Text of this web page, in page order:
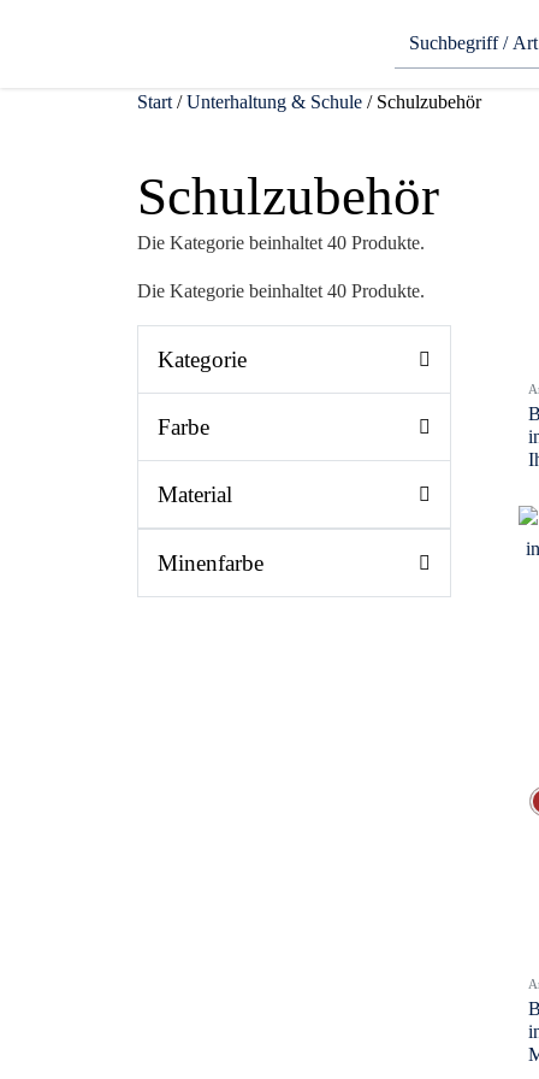
Start /Unterhaltung & Schule / Schulzubehör
Schulzubehör
Die Kategorie beinhaltet 40 Produkte.
Die Kategorie beinhaltet 40 Produkte.
Kategorie
Farbe
Material
Minenfarbe